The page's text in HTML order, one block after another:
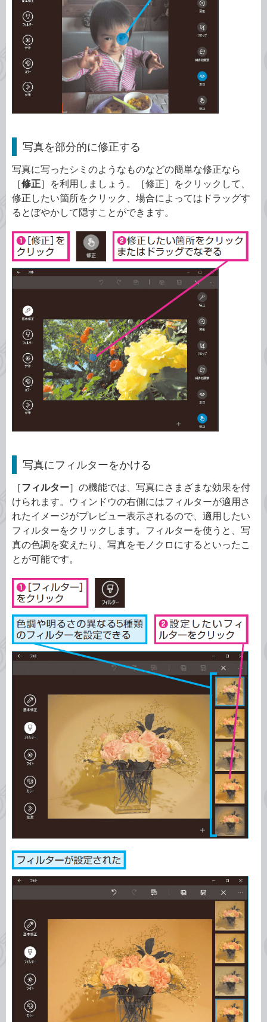
写真を部分的に修正する
写真に写ったシミのようなものなどの簡単な修正なら
［修正］を利用しましょう。［修正］をクリックして、
修正したい箇所をクリック、場合によってはドラッグす
るとぼやかして隠すことができます。
写真にフィルターをかける
［フィルター］の機能では、写真にさまざまな効果を付
けられます。ウィンドウの右側にはフィルターが適用さ
れたイメージがプレビュー表示されるので、適用したい
フィルターをクリックします。フィルターを使うと、写
真の色調を変えたり、写真をモノクロにするといったこ
とが可能です。